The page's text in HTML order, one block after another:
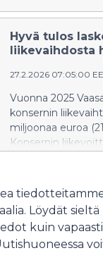
Aprillipäivänä
siirtynyt Tornion
mukaan se on yksi
sähkömarkkinan
Yhtiöllä onkin iso
Hyvä tulos
liikevaihdosta
27.2.2026 07:05:00
Vuonna 2025
konsernin
miljoonaa euroa
Konsernin
liikevoittoprosentti
Yhtiön
prosenttiin (51,9 %).
edellisvuodesta
Löydät sieltä
kuin vapaasti